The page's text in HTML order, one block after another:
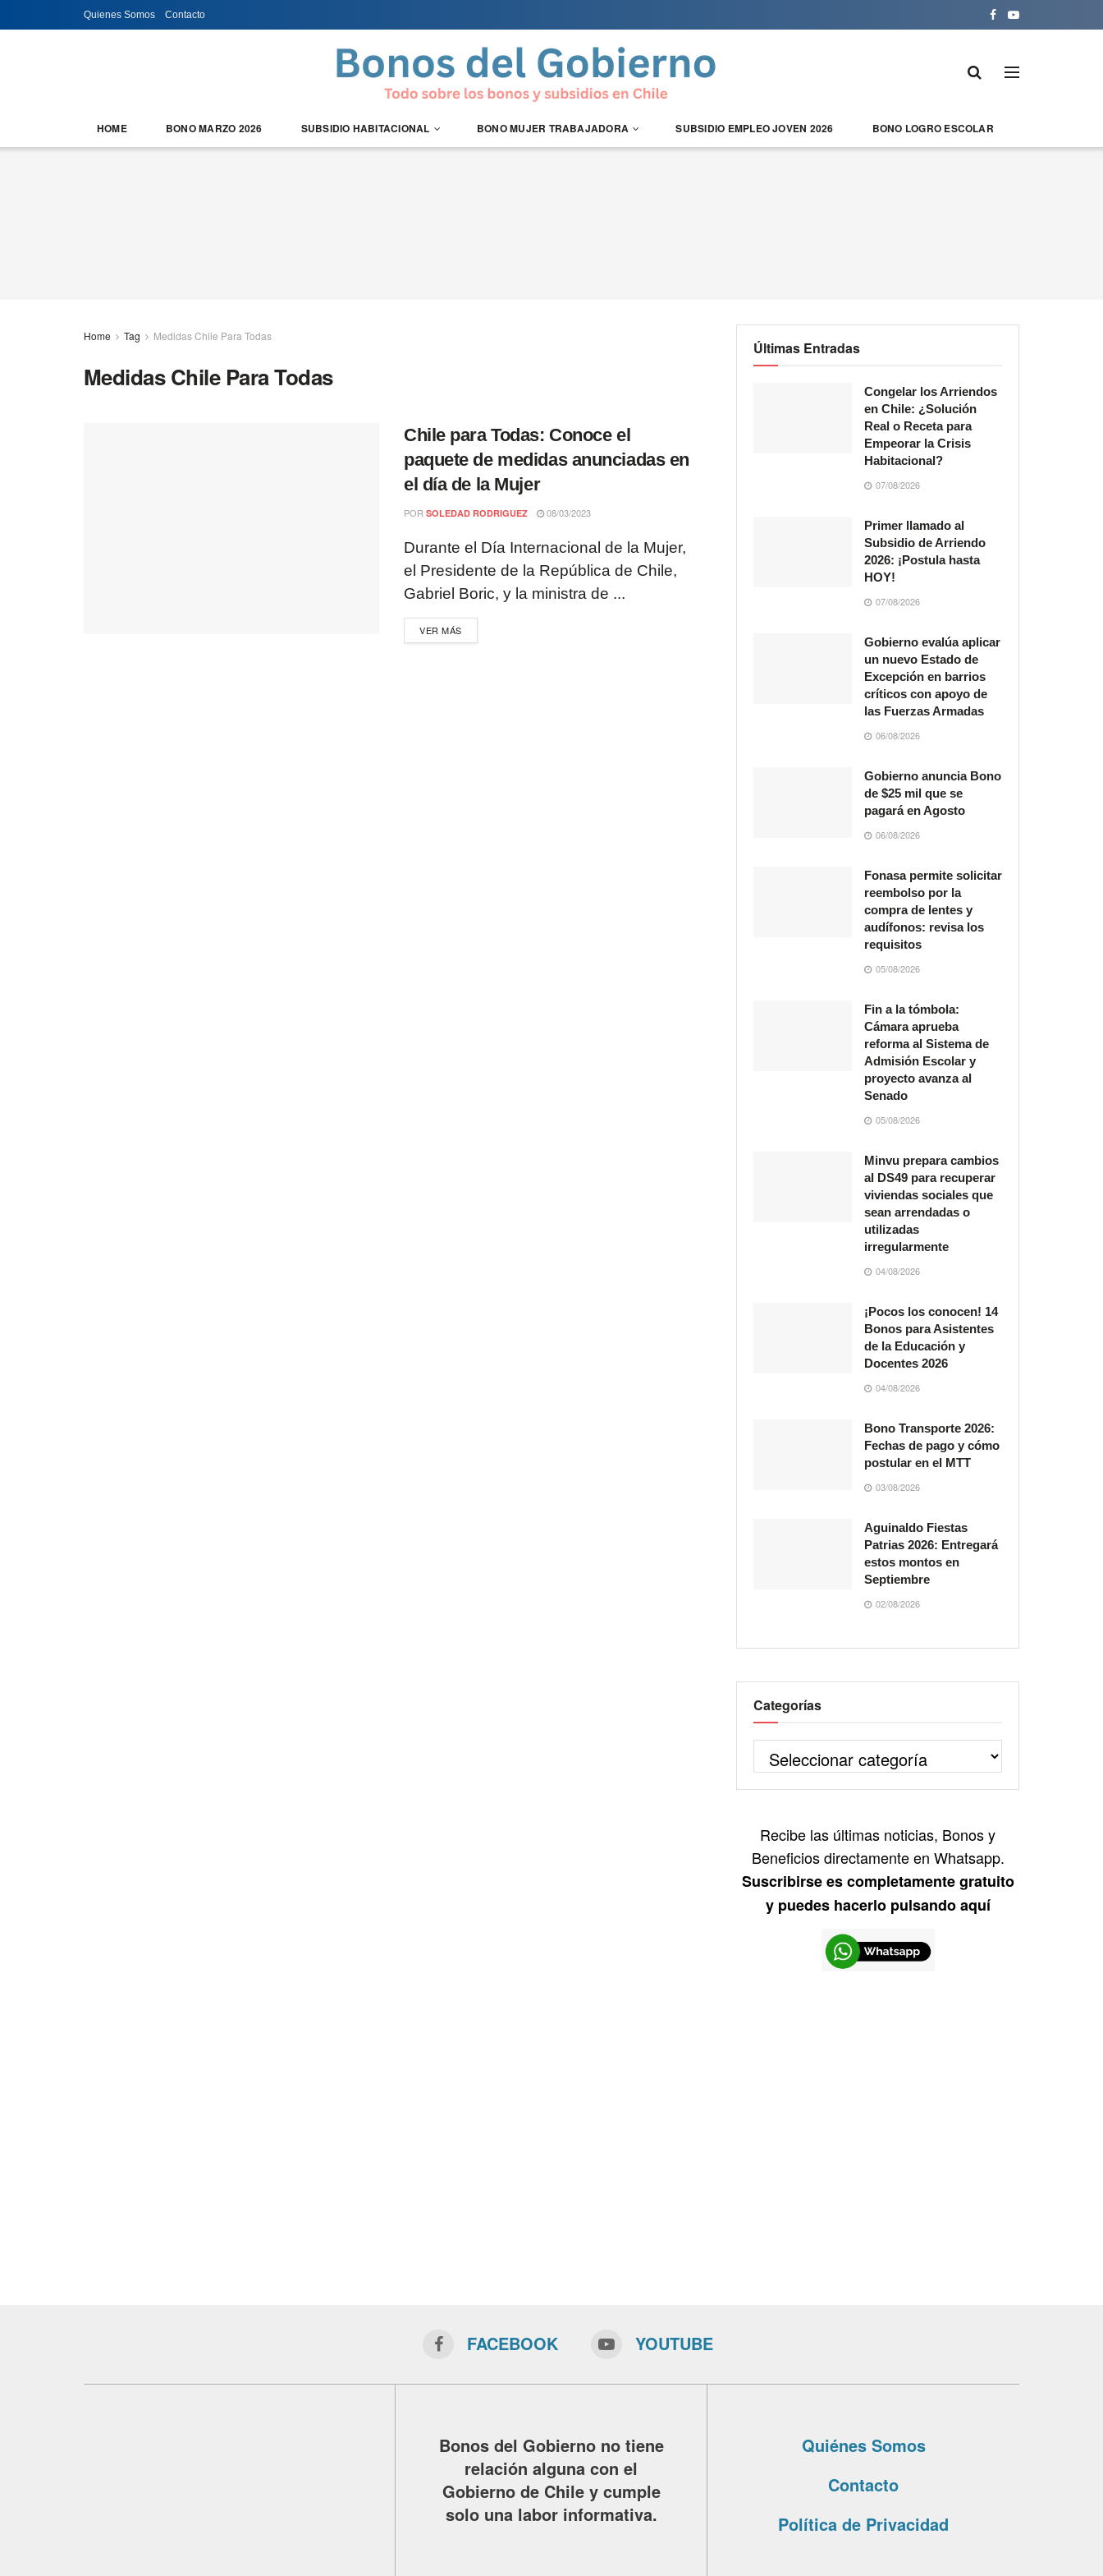
Quienes Somos Contacto
HOME BONO MARZO 2026 SUBSIDIO HABITACIONAL BONO MUJER TRABAJADORA SUBSIDIO EMPLEO JOVEN 2026 BONO LOGRO ESCOLAR
Home Tag Medidas Chile Para Todas
Medidas Chile Para Todas
Chile para Todas: Conoce el
paquete de medidas anunciadas en
el día de la Mujer
POR SOLEDAD RODRIGUEZ 08/03/2023
Durante el Día Internacional de la Mujer,
el Presidente de la República de Chile,
Gabriel Boric, y la ministra de ...
VER MÁS
Últimas Entradas
Congelar los Arriendos
en Chile: ¿Solución
Real o Receta para
Empeorar la Crisis
Habitacional?
07/08/2026
Primer llamado al
Subsidio de Arriendo
2026: ¡Postula hasta
HOY!
07/08/2026
Gobierno evalúa aplicar
un nuevo Estado de
Excepción en barrios
críticos con apoyo de
las Fuerzas Armadas
06/08/2026
Gobierno anuncia Bono
de $25 mil que se
pagará en Agosto
06/08/2026
Fonasa permite solicitar
reembolso por la
compra de lentes y
audífonos: revisa los
requisitos
05/08/2026
Fin a la tómbola:
Cámara aprueba
reforma al Sistema de
Admisión Escolar y
proyecto avanza al
Senado
05/08/2026
Minvu prepara cambios
al DS49 para recuperar
viviendas sociales que
sean arrendadas o
utilizadas
irregularmente
04/08/2026
¡Pocos los conocen! 14
Bonos para Asistentes
de la Educación y
Docentes 2026
04/08/2026
Bono Transporte 2026:
Fechas de pago y cómo
postular en el MTT
03/08/2026
Aguinaldo Fiestas
Patrias 2026: Entregará
estos montos en
Septiembre
02/08/2026
Categorías
Recibe las últimas noticias, Bonos y
Beneficios directamente en Whatsapp.
Suscribirse es completamente gratuito
y puedes hacerlo pulsando aquí
FACEBOOK YOUTUBE
Bonos del Gobierno no tiene
relación alguna con el
Gobierno de Chile y cumple
solo una labor informativa.
Quiénes Somos
Contacto
Política de Privacidad